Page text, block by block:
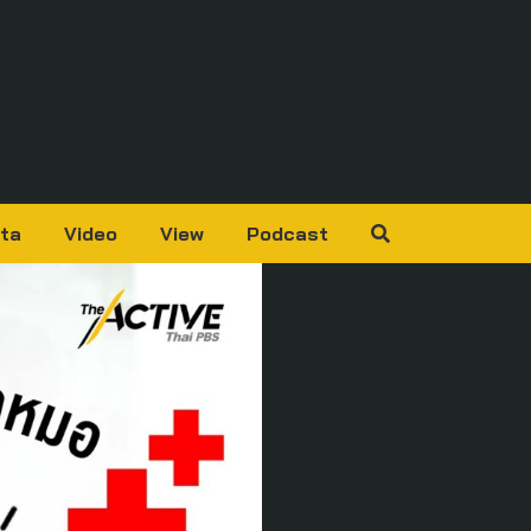
Video View Podcast